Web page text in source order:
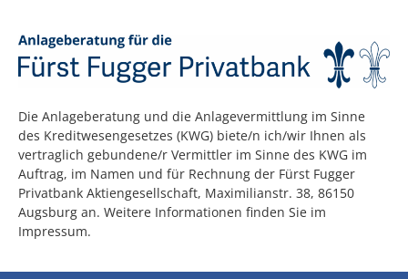
Die Anlageberatung und die Anlagevermittlung im Sinne
des Kreditwesengesetzes (KWG) biete/n ich/wir Ihnen als
vertraglich gebundene/r Vermittler im Sinne des KWG im
Auftrag, im Namen und für Rechnung der Fürst Fugger
Privatbank Aktiengesellschaft, Maximilianstr. 38, 86150
Augsburg an. Weitere Informationen finden Sie im
Impressum.